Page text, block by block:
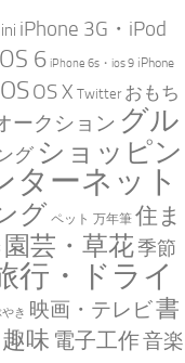
iPhone 3G・iPod
6 iPhone 6s・ios 9 iPhone
OS X Twitter おもち
ークション グル
グ ショッピン
ターネット
グ ペット 万年筆 住ま
園芸・草花季節
行・ドライ
き 映画・テレビ書
趣味 電子工作音楽